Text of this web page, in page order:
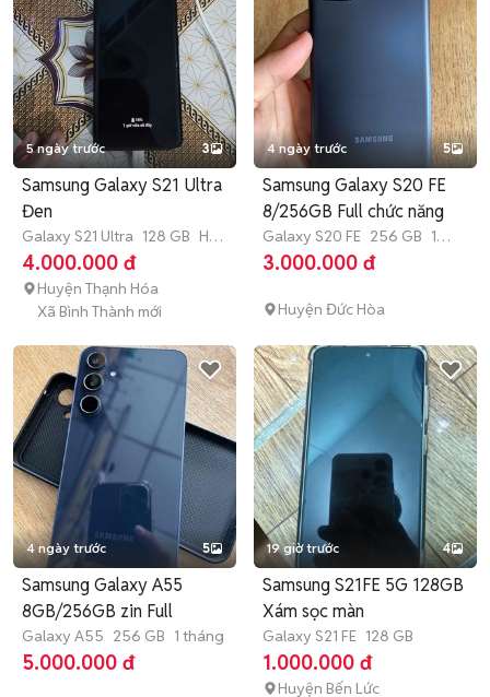
5 ngày trước 3
Samsung Galaxy S21 Ultra
Đen
Galaxy S21 Ultra 128 GB Hết
bảo hành
4.000.000 đ
Huyện Thạnh Hóa
Xã Bình Thành mới
4 ngày trước 5
Samsung Galaxy S20 FE
8/256GB Full chức năng
Galaxy S20 FE 256 GB 1
tháng
3.000.000 đ
Huyện Đức Hòa
4 ngày trước 5
Samsung Galaxy A55
8GB/256GB zin Full
Galaxy A55 256 GB 1 tháng
5.000.000 đ
19 giờ trước 4
Samsung S21FE 5G 128GB
Xám sọc màn
Galaxy S21 FE 128 GB
1.000.000 đ
Huyện Bến Lức